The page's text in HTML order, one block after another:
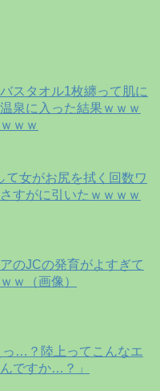
スタオル1枚纏って肌に
泉に入った結果ｗｗｗ
ｗｗ
て女がお尻を拭く回数ワ
すがに引いたｗｗｗｗ
のJCの発育がよすぎて
ｗ（画像）
っ…？陸上ってこんなエ
ですか…？」